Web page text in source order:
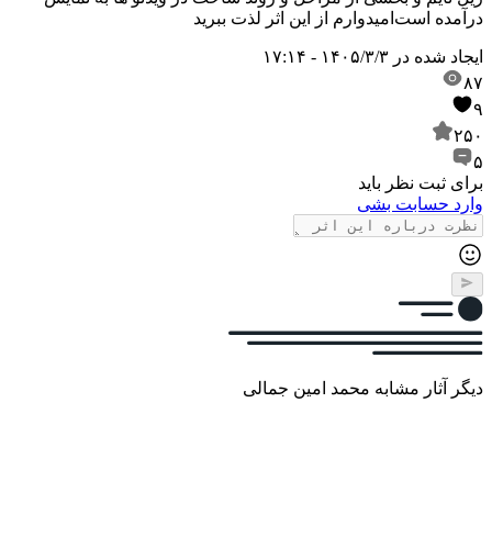
درآمده است امیدوارم از این اثر لذت ببرید
ایجاد شده در ۱۴۰۵/۳/۳ - ۱۷:۱۴
۸۷
۹
۲۵۰
۵
برای ثبت نظر باید
وارد حسابت بشی
دیگر آثار مشابه محمد امین جمالی